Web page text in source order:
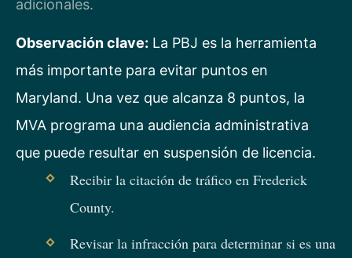
adicionales.
Observación clave: La PBJ es la herramienta
más importante para evitar puntos en
Maryland. Una vez que alcanza 8 puntos, la
MVA programa una audiencia administrativa
que puede resultar en suspensión de licencia.
Recibir la citación de tráfico en Frederick
County.
Revisar la infracción para determinar si es una